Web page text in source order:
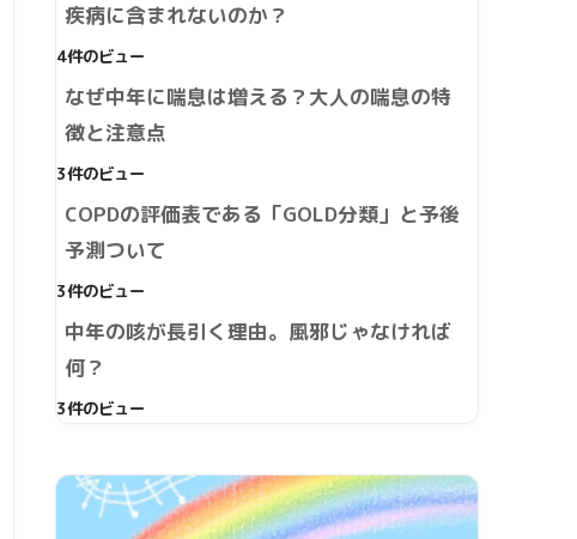
疾病に含まれないのか？
4件のビュー
なぜ中年に喘息は増える？大人の喘息の特
徴と注意点
3件のビュー
COPDの評価表である「GOLD分類」と予後
予測ついて
3件のビュー
中年の咳が長引く理由。風邪じゃなければ
何？
3件のビュー